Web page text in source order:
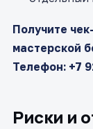
Получите
мастерской
Телефон: +7
Риски и